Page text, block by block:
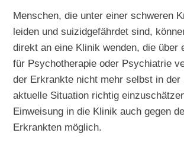
Menschen, die unter einer schweren
leiden und suizidgefährdet sind,
direkt an eine Klinik wenden, die über
für Psychotherapie oder Psychiatrie
der Erkrankte nicht mehr selbst in der
aktuelle Situation richtig
Einweisung in die Klinik auch gegen
Erkrankten möglich.